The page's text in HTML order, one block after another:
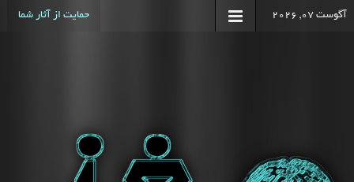
آگوست 07, 2026 حمایت از آثار شما